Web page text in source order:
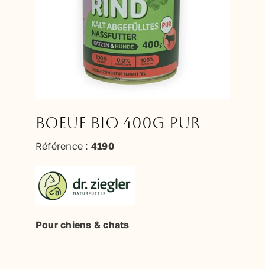
Boeuf BIO 400g PUR
Référence : 4190
Pour chiens & chats